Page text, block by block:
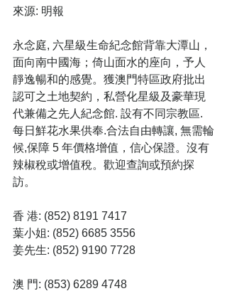
來源: 明報
永念庭, 六星級生命紀念館背靠大潭山，
面向南中國海；倚山面水的座向，予人
靜逸暢和的感覺。獲澳門特區政府批出
認可之土地契約，私營化星級及豪華現
代兼備之先人紀念館. 設有不同宗教區.
每日鮮花水果供奉.合法自由轉讓, 無需輪
候,保障 5 年價格增值，信心保證。沒有
辣椒稅或增值稅。歡迎查詢或預約探
訪。
香 港: (852) 8191 7417
葉小姐: (852) 6685 3556
姜先生: (852) 9190 7728
澳 門: (853) 6289 4748